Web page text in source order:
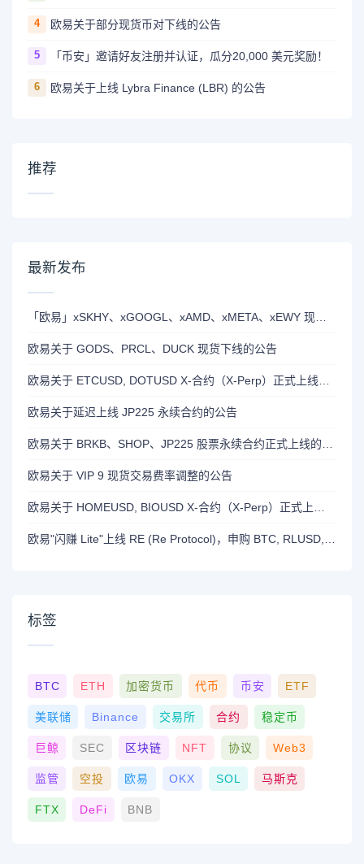
4 欧易关于部分现货币对下线的公告
5 「币安」邀请好友注册并认证，瓜分20,000 美元奖励！
6 欧易关于上线 Lybra Finance (LBR) 的公告
推荐
最新发布
「欧易」xSKHY、xGOOGL、xAMD、xMETA、xEWY 现已上线双币赢
欧易关于 GODS、PRCL、DUCK 现货下线的公告
欧易关于 ETCUSD, DOTUSD X-合约（X-Perp）正式上线的公告
欧易关于延迟上线 JP225 永续合约的公告
欧易关于 BRKB、SHOP、JP225 股票永续合约正式上线的公告
欧易关于 VIP 9 现货交易费率调整的公告
欧易关于 HOMEUSD, BIOUSD X-合约（X-Perp）正式上线的公告
欧易"闪赚 Lite"上线 RE (Re Protocol)，申购 BTC, RLUSD, OKB 或 RE 即可瓜分 700,000 RE 奖励
标签
BTC ETH 加密货币 代币 币安 ETF
美联储 Binance 交易所 合约 稳定币
巨鲸 SEC 区块链 NFT 协议 Web3
监管 空投 欧易 OKX SOL 马斯克
FTX DeFi BNB